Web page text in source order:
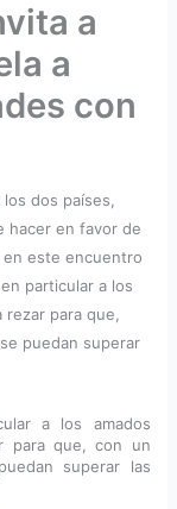
a
a
con
dos países,
hacer en favor de
en este encuentro
particular a los
para que,
puedan superar
a los amados
para que, con un
superar las